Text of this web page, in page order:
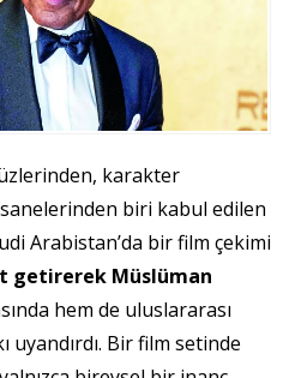
karakter
biri kabul edilen
Arabistan’da bir film çekimi
getirerek Müslüman
hem de uluslararası
Bir film setinde